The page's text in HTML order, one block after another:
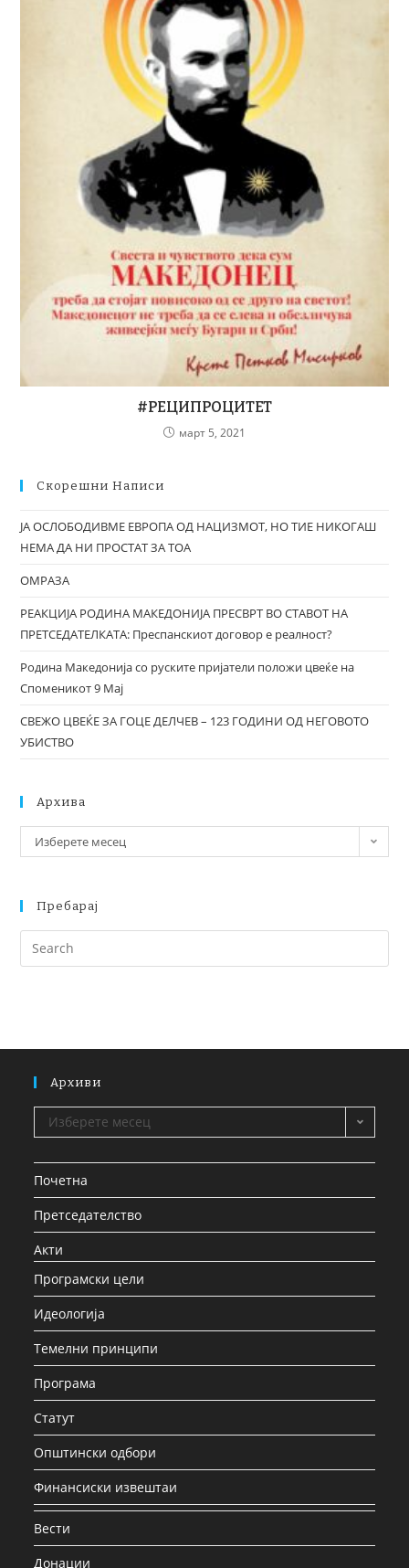
#РЕЦИПРОЦИТЕТ
март 5, 2021
Скорешни Написи
ЈА ОСЛОБОДИВМЕ ЕВРОПА ОД НАЦИЗМОТ, НО ТИЕ НИКОГАШ
НЕМА ДА НИ ПРОСТАТ ЗА ТОА
ОМРАЗА
РЕАКЦИЈА РОДИНА МАКЕДОНИЈА ПРЕСВРТ ВО СТАВОТ НА
ПРЕТСЕДАТЕЛКАТА: Преспанскиот договор е реалност?
Родина Македонија со руските пријатели положи цвеќе на
Споменикот 9 Мај
СВЕЖО ЦВЕЌЕ ЗА ГОЦЕ ДЕЛЧЕВ – 123 ГОДИНИ ОД НЕГОВОТО
УБИСТВО
Архива
Изберете месец
Пребарај
Архиви
Изберете месец
Почетна
Претседателство
Акти
Програмски цели
Идеологија
Темелни принципи
Програма
Статут
Општински одбори
Финансиски извештаи
Вести
Донации